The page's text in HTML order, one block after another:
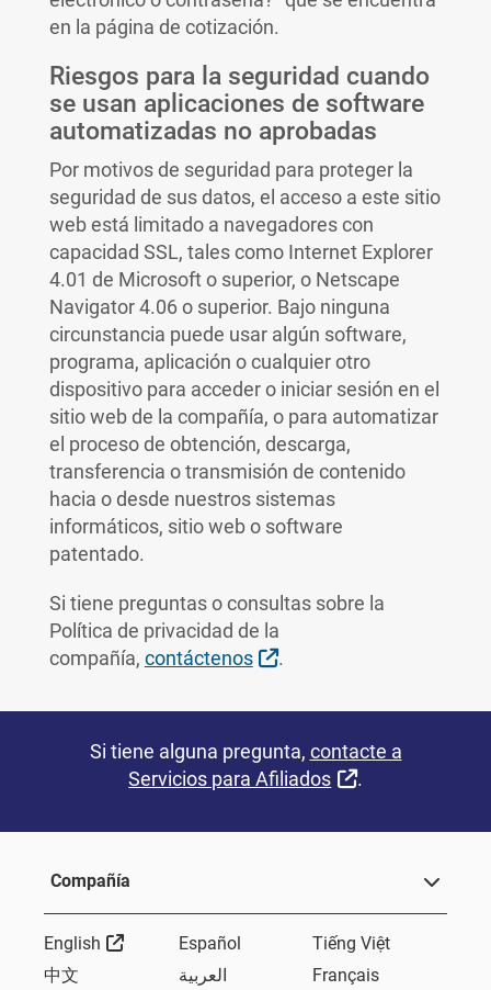
en la página de cotización.
Riesgos para la seguridad cuando
se usan aplicaciones de software
automatizadas no aprobadas
Por motivos de seguridad para proteger la
seguridad de sus datos, el acceso a este sitio
web está limitado a navegadores con
capacidad SSL, tales como Internet Explorer
4.01 de Microsoft o superior, o Netscape
Navigator 4.06 o superior. Bajo ninguna
circunstancia puede usar algún software,
programa, aplicación o cualquier otro
dispositivo para acceder o iniciar sesión en el
sitio web de la compañía, o para automatizar
el proceso de obtención, descarga,
transferencia o transmisión de contenido
hacia o desde nuestros sistemas
informáticos, sitio web o software
patentado.
Si tiene preguntas o consultas sobre la
Política de privacidad de la
compañía, contáctenos External Link
.
Si tiene alguna pregunta, contacte a
Servicios para Afiliados
External Link
.
Compañía
English External Link
Español
Tiếng Việt
中文
العربية
Français